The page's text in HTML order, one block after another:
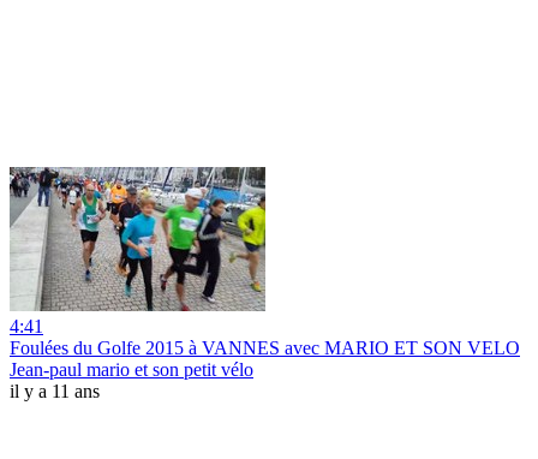
4:41
Foulées du Golfe 2015 à VANNES avec MARIO ET SON VELO
Jean-paul mario et son petit vélo
il y a 11 ans